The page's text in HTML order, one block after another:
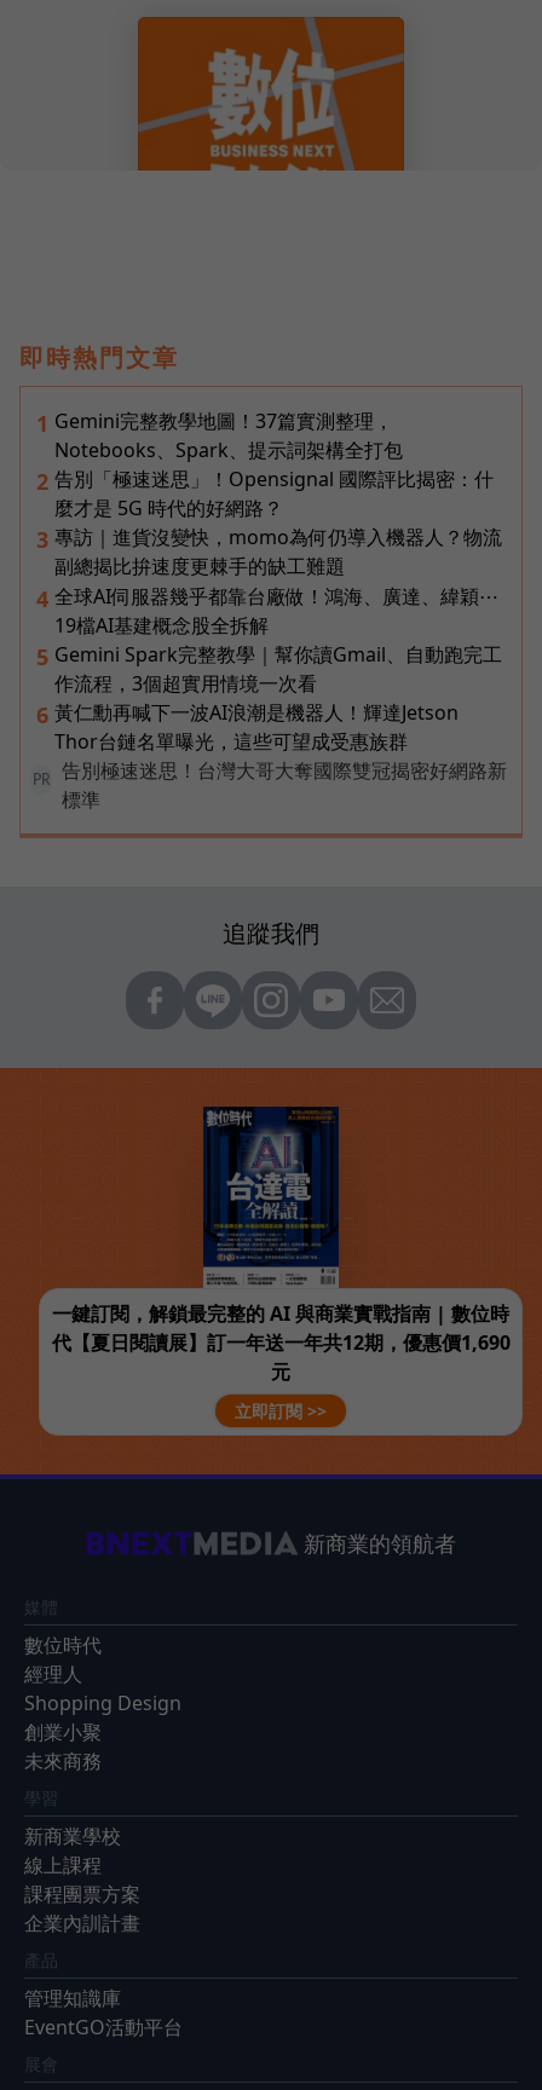
即時熱門文章
1 Gemini完整教學地圖！37篇實測整理，
Notebooks、Spark、提示詞架構全打包
2 告別「極速迷思」！Opensignal 國際評比揭密：什
麼才是 5G 時代的好網路？
3 專訪｜進貨沒變快，momo為何仍導入機器人？物流
副總揭比拚速度更棘手的缺工難題
4 全球AI伺服器幾乎都靠台廠做！鴻海、廣達、緯穎⋯
19檔AI基建概念股全拆解
5 Gemini Spark完整教學｜幫你讀Gmail、自動跑完工
作流程，3個超實用情境一次看
6 黃仁勳再喊下一波AI浪潮是機器人！輝達Jetson
Thor台鏈名單曝光，這些可望成受惠族群
PR
告別極速迷思！台灣大哥大奪國際雙冠揭密好網路新
標準
追蹤我們
一鍵訂閱，解鎖最完整的 AI 與商業實戰指南 | 數位時
代【夏日閱讀展】訂一年送一年共12期，優惠價1,690
元
立即訂閱 >>
新商業的領航者
媒體
數位時代
經理人
Shopping Design
創業小聚
未來商務
學習
新商業學校
線上課程
課程團票方案
企業內訓計畫
產品
管理知識庫
EventGO活動平台
展會